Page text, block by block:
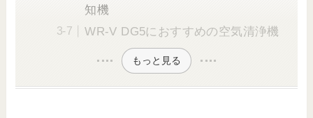
知機
WR-V DG5におすすめの空気清浄機
もっと見る